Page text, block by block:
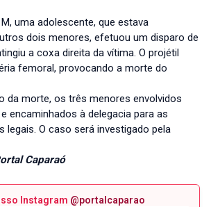
uma adolescente, que estava
dois menores, efetuou um disparo de
a coxa direita da vítima. O projétil
femoral, provocando a morte do
da morte, os três menores envolvidos
encaminhados à delegacia para as
legais. O caso será investigado pela
Caparaó
Instagram @portalcaparao